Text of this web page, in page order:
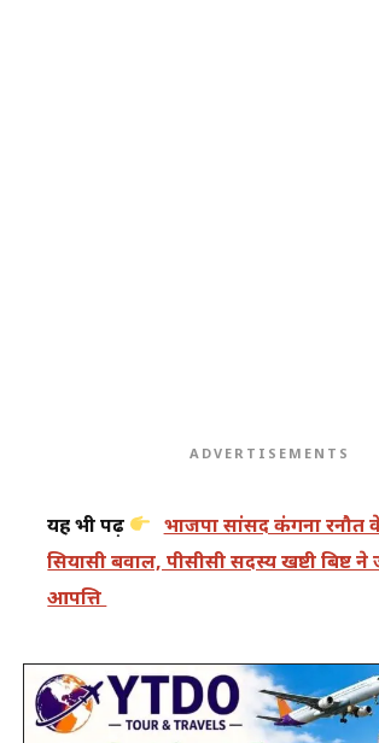
ADVERTISEMENTS
यह भी पढ़ें
भाजपा सांसद कंगना रनौत
सियासी बवाल, पीसीसी सदस्य खष्टी बिष्ट
आपत्ति